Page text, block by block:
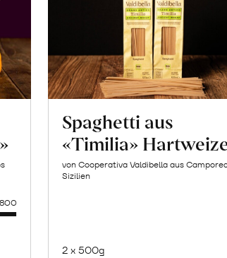
Spaghetti aus
«Timilia»
von Cooperativa Valdibella aus
Sizilien
2 x 500g